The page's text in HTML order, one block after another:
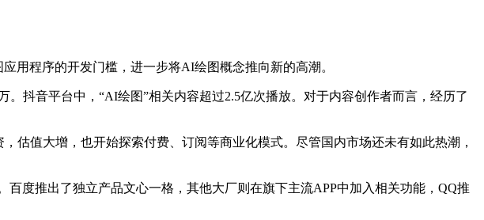
用程序的开发门槛，进一步将AI绘图概念推向新的高潮。
抖音平台中，“AI绘图”相关内容超过2.5亿次播放。对于内容创作者而言，经历了
估值大增，也开始探索付费、订阅等商业化模式。尽管国内市场还未有如此热潮，
度推出了独立产品文心一格，其他大厂则在旗下主流APP中加入相关功能，QQ推